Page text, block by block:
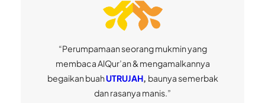
“Perumpamaan seorang mukmin yang
membaca AlQur’an & mengamalkannya
begaikan buahUTRUJAH, baunya semerbak
dan rasanya manis.”